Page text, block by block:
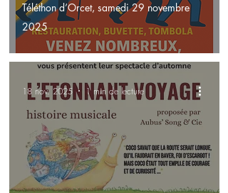
Téléthon d’Orcet, samedi 29 novembre
2025
18 nov. 2025 1 min de lecture